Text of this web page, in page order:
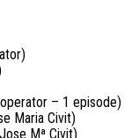
– 1 episode)
Maria Civit)
Mª Civit)